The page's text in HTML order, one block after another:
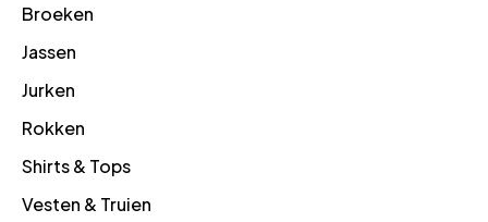
Broeken
Jassen
Jurken
Rokken
Shirts & Tops
Vesten & Truien